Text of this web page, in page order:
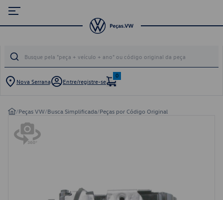
Nova Serrana Entre/registre-se
0
/Peças VW/Busca Simplificada/Peças por Código Original